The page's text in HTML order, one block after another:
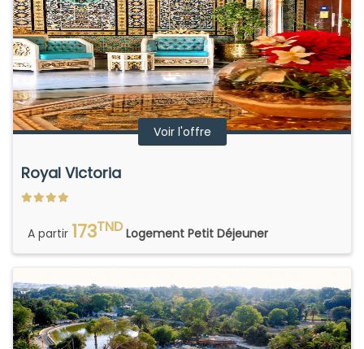
Voir l'offre
Royal Victoria
A partir 173TND Logement Petit Déjeuner